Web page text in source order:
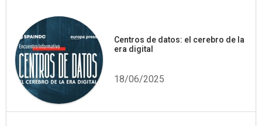
Centros de datos: el cerebro de la
era digital
18/06/2025